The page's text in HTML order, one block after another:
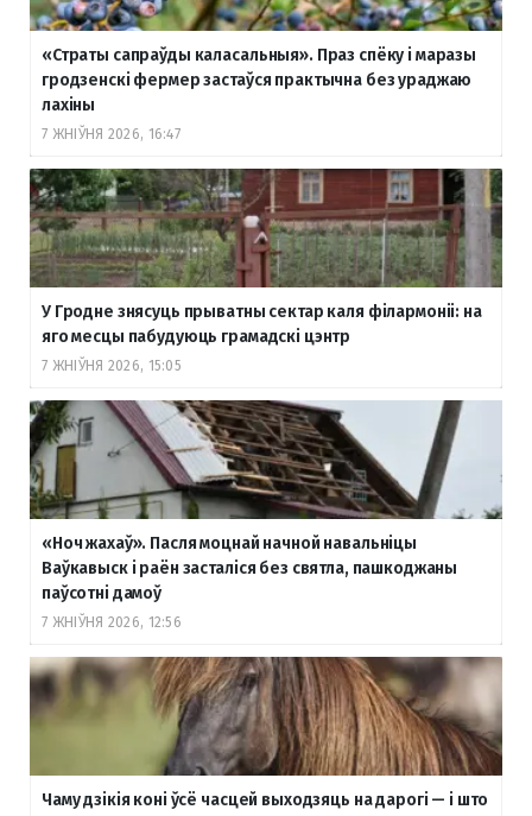
«Страты сапраўды каласальныя». Праз спёку і маразы
гродзенскі фермер застаўся практычна без ураджаю
лахіны
7 ЖНІЎНЯ 2026, 16:47
У Гродне знясуць прыватны сектар каля філармоніі: на
яго месцы пабудуюць грамадскі цэнтр
7 ЖНІЎНЯ 2026, 15:05
«Ноч жахаў». Пасля моцнай начной навальніцы
Ваўкавыск і раён засталіся без святла, пашкоджаны
паўсотні дамоў
7 ЖНІЎНЯ 2026, 12:56
Чаму дзікія коні ўсё часцей выходзяць на дарогі — і што